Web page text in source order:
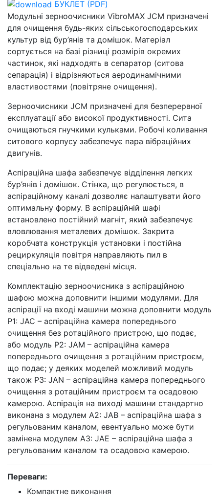
БУКЛЕТ (PDF)
Модульні зерноочисники VibroMAX JCM призначені
для очищення будь-яких сільськогосподарських
культур від бур’янів та домішок. Матеріал
сортується на базі різниці розмірів окремих
частинок, які надходять в сепаратор (ситова
сепарація) і відрізняються аеродинамічними
властивостями (повітряне очищення).
Зерноочисники JCM призначені для безперервної
експлуатації або високої продуктивності. Сита
очищаються гнучкими кульками. Робочі коливання
ситового корпусу забезпечує пара вібраційних
двигунів.
Аспіраційна шафа забезпечує відділення легких
бур’янів і домішок. Стінка, що регулюється, в
аспіраційному каналі дозволяє налаштувати його
оптимальну форму. В аспіраційній шафі
встановлено постійний магніт, який забезпечує
вловлювання металевих домішок. Закрита
коробчата конструкція установки і постійна
рециркуляція повітря направляють пил в
спеціально на те відведені місця.
Комплектацію зерноочисника з аспіраційною
шафою можна доповнити іншими модулями. Для
аспірації на вході машини можна доповнити модуль
P1: JAC – аспіраційна камера попереднього
очищення без ротаційного пристрою, що подає,
або модуль P2: JAM – аспіраційна камера
попереднього очищення з ротаційним пристроєм,
що подає; у деяких моделей можливий модуль
також P3: JAN – аспіраційна камера попереднього
очищення з ротаційним пристроєм та осадовою
камерою. Аспірація на виході машини стандартно
виконана з модулем A2: JAB – аспіраційна шафа з
регульованим каналом, евентуально може бути
замінена модулем A3: JAE – аспіраційна шафа з
регульованим каналом та осадовою камерою.
Переваги:
Компактне виконання